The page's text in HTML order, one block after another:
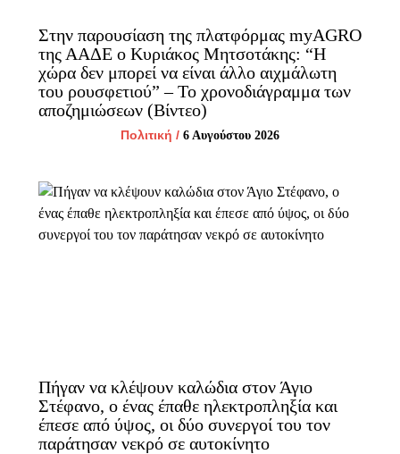
Στην παρουσίαση της πλατφόρμας myAGRO
της ΑΑΔΕ ο Κυριάκος Μητσοτάκης: “Η
χώρα δεν μπορεί να είναι άλλο αιχμάλωτη
του ρουσφετιού” – Το χρονοδιάγραμμα των
αποζημιώσεων (Βίντεο)
Πολιτική / 6 Αυγούστου 2026
Πήγαν να κλέψουν καλώδια στον Άγιο
Στέφανο, ο ένας έπαθε ηλεκτροπληξία και
έπεσε από ύψος, οι δύο συνεργοί του τον
παράτησαν νεκρό σε αυτοκίνητο